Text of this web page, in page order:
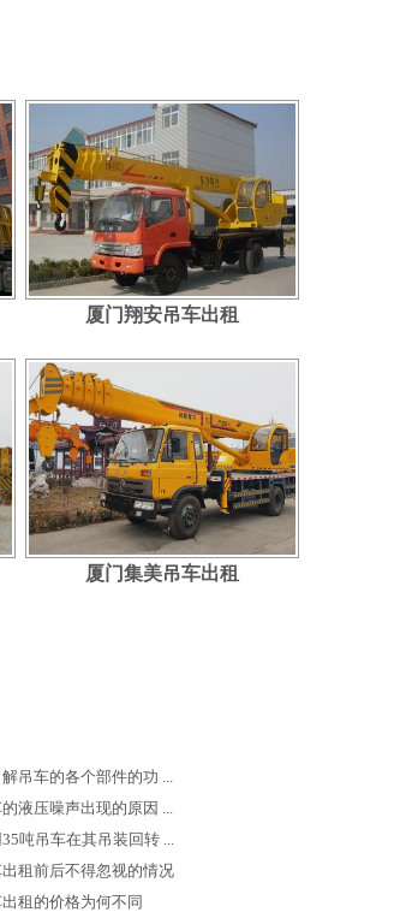
厦门翔安吊车出租
厦门集美吊车出租
吊车的各个部件的功 ...
液压噪声出现的原因 ...
吨吊车在其吊装回转 ...
租前后不得忽视的情况
租的价格为何不同